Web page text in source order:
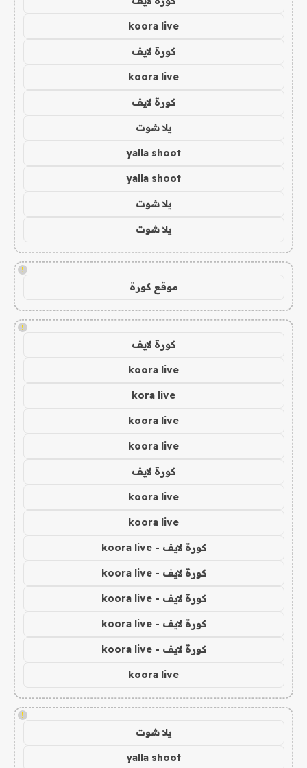
koora live
كورة لايف
koora live
كورة لايف
يلا شوت
yalla shoot
yalla shoot
يلا شوت
يلا شوت
!
موقع كورة
!
كورة لايف
koora live
kora live
koora live
koora live
كورة لايف
koora live
koora live
كورة لايف - koora live
كورة لايف - koora live
كورة لايف - koora live
كورة لايف - koora live
كورة لايف - koora live
koora live
!
يلا شوت
yalla shoot